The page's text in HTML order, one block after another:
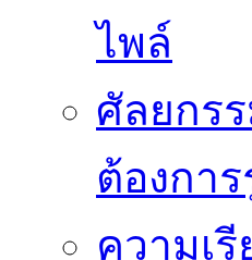
ไพล์
ศัลยกร
ต้องกา
ความเ